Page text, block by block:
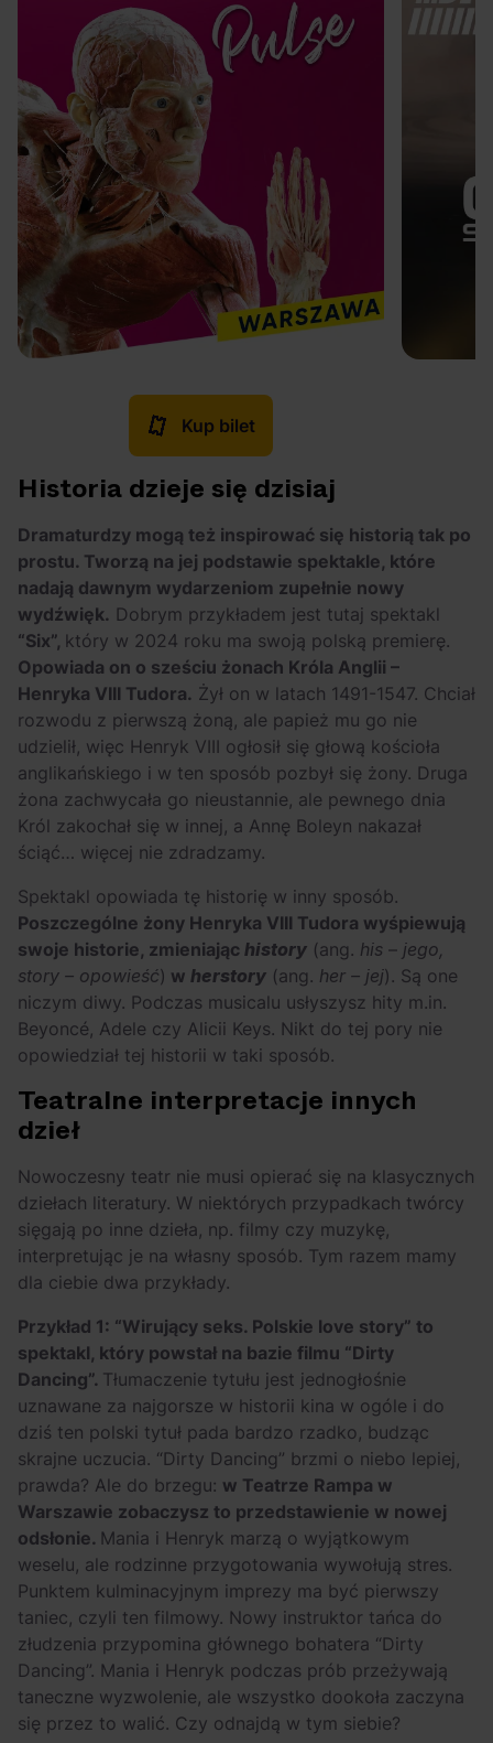
Kup bilet
Historia dzieje się dzisiaj
Dramaturdzy mogą też inspirować się historią tak po
prostu. Tworzą na jej podstawie spektakle, które
nadają dawnym wydarzeniom zupełnie nowy
wydźwięk. Dobrym przykładem jest tutaj spektakl
“Six”, który w 2024 roku ma swoją polską premierę.
Opowiada on o sześciu żonach Króla Anglii –
Henryka VIII Tudora. Żył on w latach 1491-1547. Chciał
rozwodu z pierwszą żoną, ale papież mu go nie
udzielił, więc Henryk VIII ogłosił się głową kościoła
anglikańskiego i w ten sposób pozbył się żony. Druga
żona zachwycała go nieustannie, ale pewnego dnia
Król zakochał się w innej, a Annę Boleyn nakazał
ściąć… więcej nie zdradzamy.
Spektakl opowiada tę historię w inny sposób.
Poszczególne żony Henryka VIII Tudora wyśpiewują
swoje historie, zmieniając history (ang. his – jego,
story – opowieść) w herstory (ang. her – jej). Są one
niczym diwy. Podczas musicalu usłyszysz hity m.in.
Beyoncé, Adele czy Alicii Keys. Nikt do tej pory nie
opowiedział tej historii w taki sposób.
Teatralne interpretacje innych
dzieł
Nowoczesny teatr nie musi opierać się na klasycznych
dziełach literatury. W niektórych przypadkach twórcy
sięgają po inne dzieła, np. filmy czy muzykę,
interpretując je na własny sposób. Tym razem mamy
dla ciebie dwa przykłady.
Przykład 1: “Wirujący seks. Polskie love story” to
spektakl, który powstał na bazie filmu “Dirty
Dancing”. Tłumaczenie tytułu jest jednogłośnie
uznawane za najgorsze w historii kina w ogóle i do
dziś ten polski tytuł pada bardzo rzadko, budząc
skrajne uczucia. “Dirty Dancing” brzmi o niebo lepiej,
prawda? Ale do brzegu: w Teatrze Rampa w
Warszawie zobaczysz to przedstawienie w nowej
odsłonie. Mania i Henryk marzą o wyjątkowym
weselu, ale rodzinne przygotowania wywołują stres.
Punktem kulminacyjnym imprezy ma być pierwszy
taniec, czyli ten filmowy. Nowy instruktor tańca do
złudzenia przypomina głównego bohatera “Dirty
Dancing”. Mania i Henryk podczas prób przeżywają
taneczne wyzwolenie, ale wszystko dookoła zaczyna
się przez to walić. Czy odnajdą w tym siebie?